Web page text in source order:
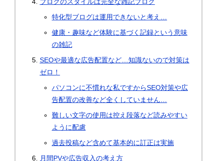
特化型ブログは運用できないと考え…
健康・趣味など体験に基づく記録という意味
の雑記
SEOや最適な広告配置など…知識ないので対策は
ゼロ！
パソコンに不慣れな私ですからSEO対策や広
告配置の改善など全くしていません…
難しい文字の使用は控え段落など読みやすい
ように配慮
過去投稿など含めて基本的に訂正は実施
月間PVや広告収入の考え方